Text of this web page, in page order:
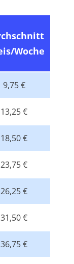
Woche
9,75 €
13,25 €
18,50 €
23,75 €
26,25 €
31,50 €
36,75 €